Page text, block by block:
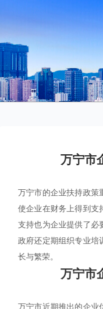
万宁市
万宁市的企业扶持政策
使企业在财务上得到支
支持也为企业提供了必
政府还定期组织专业培
长与繁荣。
万宁市
万宁市近期推出的企业